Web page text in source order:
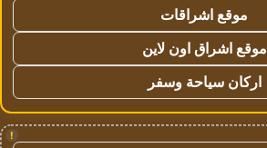
موقع اشراقات
موقع اشراق اون لاين
اركان سياحة وسفر
!